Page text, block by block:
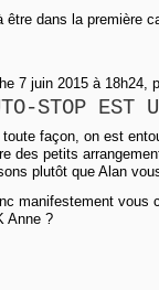
être dans la première
7 juin 2015 à 18h24,
STOP EST
toute façon, on est
des petits
plutôt que Alan
manifestement vous
Anne ?